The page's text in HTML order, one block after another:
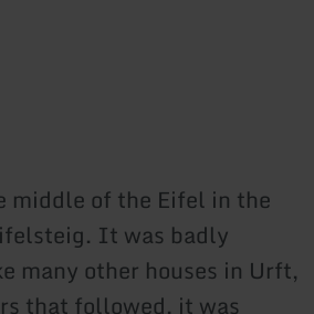
of the Eifel in the
It was badly
many other houses in Urft,
that followed, it was